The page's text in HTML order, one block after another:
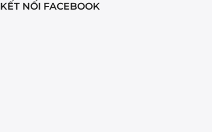
KẾT NỐI FACEBOOK